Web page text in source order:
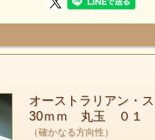
オーストラリアン・
30ｍｍ 丸玉 ０１
（確かなる方向性）